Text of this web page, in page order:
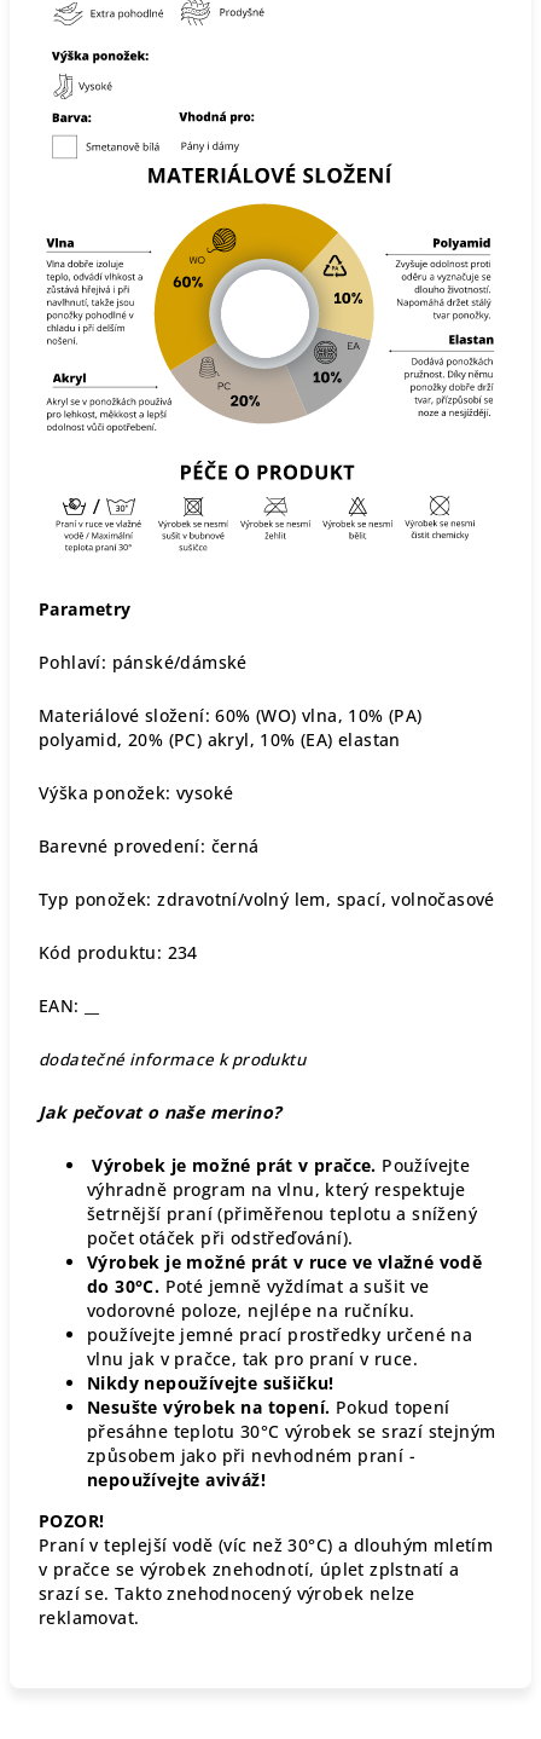
Parametry
Pohlaví: pánské/dámské
Materiálové složení: 60% (WO) vlna, 10% (PA)
polyamid, 20% (PC) akryl, 10% (EA) elastan
Výška ponožek:vysoké
Barevné provedení: černá
Typ ponožek: zdravotní/volný lem, spací, volnočasové
Kód produktu: 234
EAN: __
dodatečné informace k produktu
Jak pečovat o naše merino?
Výrobek je možné prát v pračce. Používejte
výhradně program na vlnu, který respektuje
šetrnější praní (přiměřenou teplotu a snížený
počet otáček při odstřeďování).
Výrobek je možné prát v ruce ve vlažné vodě
do 30°C. Poté jemně vyždímat a sušit ve
vodorovné poloze, nejlépe na ručníku.
používejte jemné prací prostředky určené na
vlnu jak v pračce, tak pro praní v ruce.
Nikdy nepoužívejte sušičku!
Nesušte výrobek na topení. Pokud topení
přesáhne teplotu 30°C výrobek se srazí stejným
způsobem jako při nevhodném praní -
nepoužívejte aviváž!
POZOR!
Praní v teplejší vodě (víc než 30°C) a dlouhým mletím
v pračce se výrobek znehodnotí, úplet zplstnatí a
srazí se. Takto znehodnocený výrobek nelze
reklamovat.